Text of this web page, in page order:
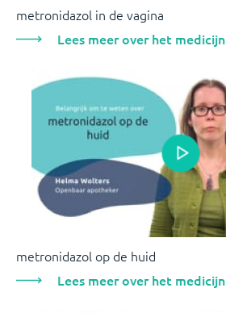
metronidazol in de vagina
Lees meer over het medicijn
metronidazol op de huid
Lees meer over het medicijn